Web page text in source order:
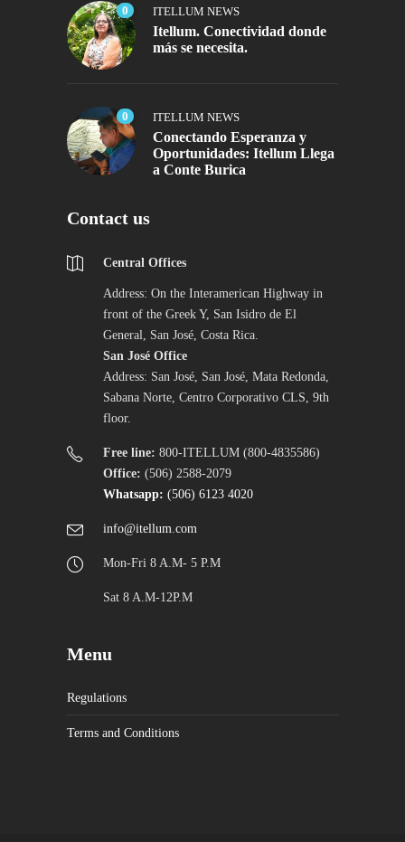
0 ITELLUM NEWS
Itellum. Conectividad donde
más se necesita.
0 ITELLUM NEWS
Conectando Esperanza y
Oportunidades: Itellum Llega
a Conte Burica
Contact us
Central Offices
Address: On the Interamerican Highway in
front of the Greek Y, San Isidro de El
General, San José, Costa Rica.
San José Office
Address: San José, San José, Mata Redonda,
Sabana Norte, Centro Corporativo CLS, 9th
floor.
Free line: 800-ITELLUM (800-4835586)
Office: (506) 2588-2079
Whatsapp: (506) 6123 4020
info@itellum.com
Mon-Fri 8 A.M- 5 P.M
Sat 8 A.M-12P.M
Menu
Regulations
Terms and Conditions